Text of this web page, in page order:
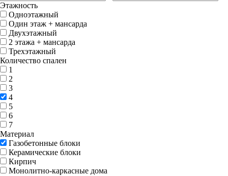
Этажность
Одноэтажный
Один этаж + мансарда
Двухэтажный
2 этажа + мансарда
Трехэтажный
Количество спален
1
2
3
4
5
6
7
Материал
Газобетонные блоки
Керамические блоки
Кирпич
Монолитно-каркасные дома